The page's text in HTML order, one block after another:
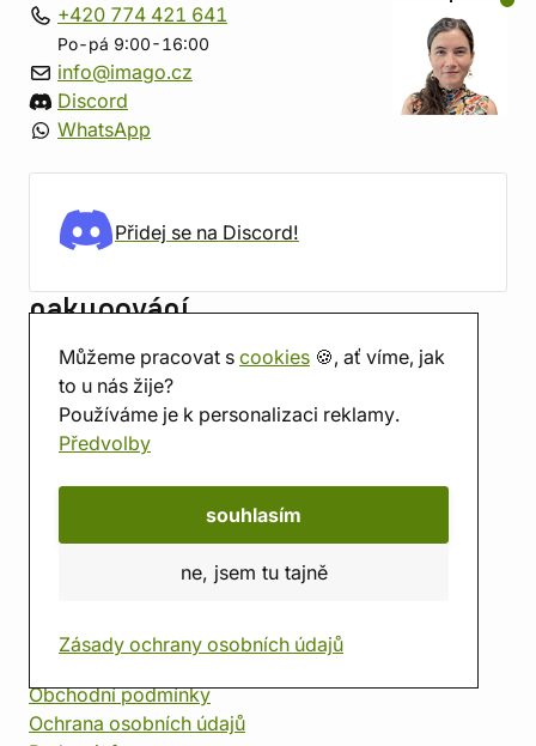
Můžeme pracovat s cookies 🍪, ať víme, jak
to u nás žije?
Používáme je k personalizaci reklamy.
Předvolby
souhlasím
ne, jsem tu tajně
Zásady ochrany osobních údajů
+420 774 421 641
Po-pá 9:00-16:00
info@imago.cz
Discord
WhatsApp
Přidej se na Discord!
nakupování
Všechno o nákupu
DopravaaPlatba
Jak balíme zásilky
Reklamace a vrácení
užitečné
Obchodní podmínky
Ochrana osobních údajů